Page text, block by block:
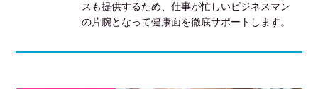
スも提供するため、仕事が忙しいビジネスマン
の片腕となって健康面を徹底サポートします。